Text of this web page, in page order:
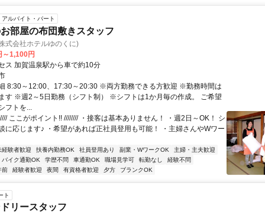
アルバイト・パート
部屋の布団敷きスタッフ
式会社ホテルゆのくに)
1,100円
ス 加賀温泉駅から車で約10分
8:30～12:00、17:30～20:30 ※両方勤務できる方歓迎 ※勤務時間は
す ※週2～5日勤務（シフト制） ※シフトは1か月毎の作成。 ご希望
フトを...
ここがポイント!! //////// ・接客は基本ありません！ ・週2日～OK！ シ
に応じます♪ ・希望があれば正社員登用も可能！ ・主婦さんやWワー
経験者歓迎 扶養内勤務OK 社員登用あり 副業・WワークOK
主婦・主夫歓迎
バイク通勤OK
学歴不問 車通勤OK 職場見学可 転勤なし
経験不問
前
経験者歓迎 夜間 有資格者歓迎 夕方 ブランクOK
ト
リースタッフ